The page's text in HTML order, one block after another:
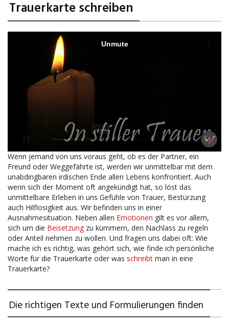
Trauerkarte schreiben
Wenn jemand von uns voraus geht, ob es der Partner, ein
Freund oder Weggefährte ist, werden wir unmittelbar mit dem
unabdingbaren irdischen Ende allen Lebens konfrontiert. Auch
wenn sich der Moment oft angekündigt hat, so löst das
unmittelbare Erleben in uns Gefühle von Trauer, Bestürzung
auch Hilflosigkeit aus. Wir befinden uns in einer
Ausnahmesituation. Neben allen Emotionen gilt es vor allem,
sich um die Beisetzung zu kümmern, den Nachlass zu regeln
oder Anteil nehmen zu wollen. Und fragen uns dabei oft: Wie
mache ich es richtig, was gehört sich, wie finde ich persönliche
Worte für die Trauerkarte oder was schreibt man in eine
Trauerkarte?
Die richtigen Texte und Formulierungen finden